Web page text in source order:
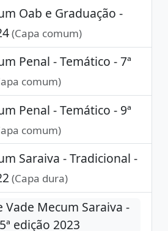
Oab e Graduação -
(Capa comum)
Penal - Temático - 7ª
comum)
Penal - Temático - 9ª
comum)
Saraiva - Tradicional -
(Capa dura)